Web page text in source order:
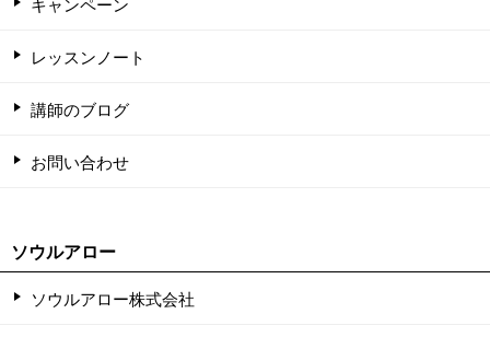
レッスンノート
講師のブログ
お問い合わせ
ソウルアロー
ソウルアロー株式会社